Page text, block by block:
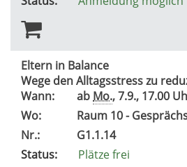
Eltern in Balance
Wege den Alltagsstress zu
Wann:
ab Mo., 7.9., 17.00
Wo:
Raum 10 -
Nr.:
G1.1.14
Status:
Plätze frei